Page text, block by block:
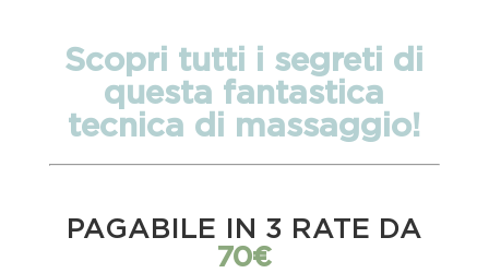
Scopri tutti i segreti di
questa fantastica
tecnica di massaggio!
PAGABILE IN 3 RATE DA
70€